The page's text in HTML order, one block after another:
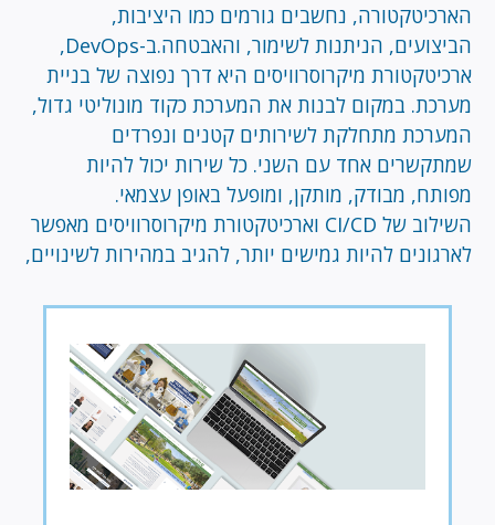
הארכיטקטורה, נחשבים גורמים כמו היציבות,
הביצועים, הניתנות לשימור, והאבטחה.ב-DevOps,
ארכיטקטורת מיקרוסרוויסים היא דרך נפוצה של בניית
מערכת. במקום לבנות את המערכת כקוד מונוליטי גדול,
המערכת מתחלקת לשירותים קטנים ונפרדים
שמתקשרים אחד עם השני. כל שירות יכול להיות
מפותח, מבודק, מותקן, ומופעל באופן עצמאי.
השילוב של CI/CD וארכיטקטורת מיקרוסרוויסים מאפשר
לארגונים להיות גמישים יותר, להגיב במהירות לשינויים,